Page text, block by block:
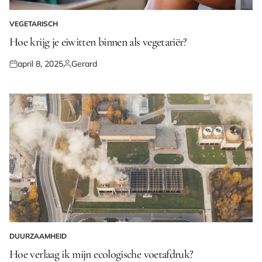
GEPLAATST
IN
VEGETARISCH
Hoe krijg je eiwitten binnen als vegetariër?
Geplaatst
april 8, 2025Geplaatst
Gerard
GEPLAATST
IN
DUURZAAMHEID
Hoe verlaag ik mijn ecologische voetafdruk?